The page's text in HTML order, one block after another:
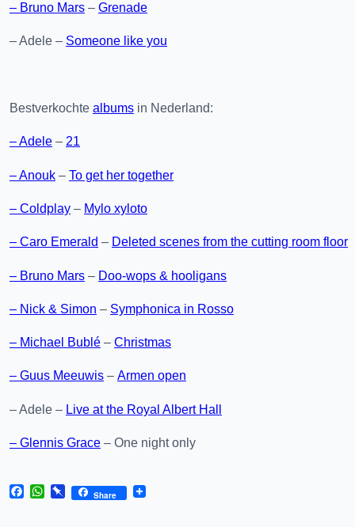
– Bruno Mars – Grenade
– Adele – Someone like you
Bestverkochte albums in Nederland:
– Adele – 21
– Anouk – To get her together
– Coldplay – Mylo xyloto
– Caro Emerald – Deleted scenes from the cutting room floor
– Bruno Mars – Doo-wops & hooligans
– Nick & Simon – Symphonica in Rosso
– Michael Bublé – Christmas
– Guus Meeuwis – Armen open
– Adele – Live at the Royal Albert Hall
– Glennis Grace – One night only
Facebook
WhatsApp
Pinboard
Share